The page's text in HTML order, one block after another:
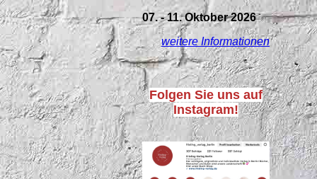
07. - 11. Oktober 2026
weitere Informationen
Folgen Sie uns auf
Instagram!